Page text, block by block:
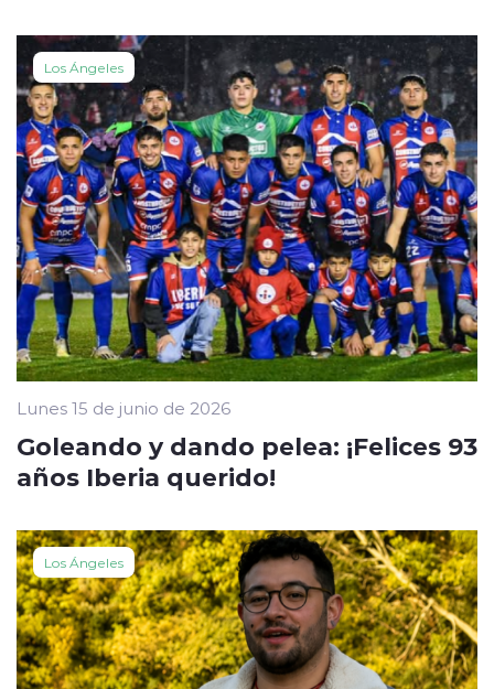
Los Ángeles
Lunes 15 de junio de 2026
Goleando y dando pelea: ¡Felices 93
años Iberia querido!
Los Ángeles